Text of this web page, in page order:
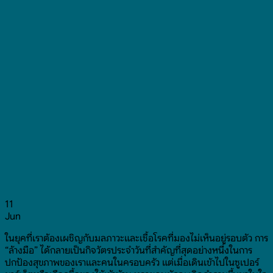
11
Jun
ในยุคที่เราต้องเผชิญกับมลภาวะและเชื้อโรคที่มองไม่เห็นอยู่รอบตัว การ
“ล้างมือ” ได้กลายเป็นกิจวัตรประจำวันที่สำคัญที่สุดอย่างหนึ่งในการ
ปกป้องสุขภาพของเราและคนในครอบครัว แต่เมื่อเดินเข้าไปในซูเปอร์